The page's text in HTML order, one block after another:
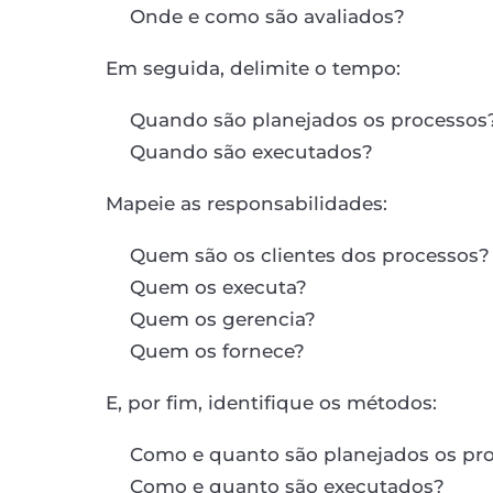
Onde e como são avaliados?
Em seguida, delimite o tempo:
Quando são planejados os
Quando são executados?
Mapeie as responsabilidades:
Quem são os clientes dos processos?
Quem os executa?
Quem os gerencia?
Quem os fornece?
E, por fim, identifique os métodos:
Como e quanto são planejados os
Como e quanto são executados?